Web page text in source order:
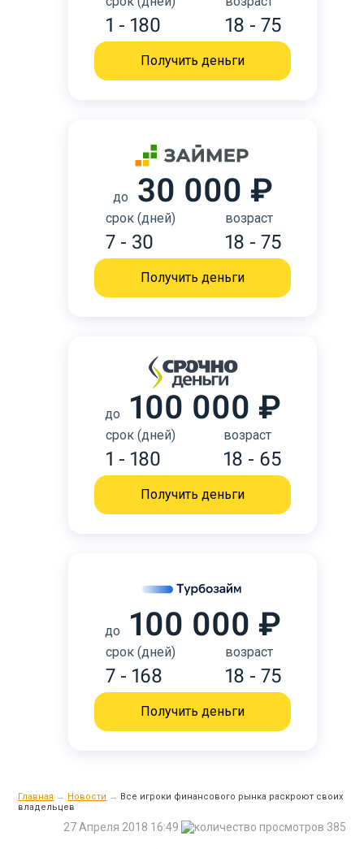
1 - 180 18 - 75
Получить деньги
до 30 000 ₽
срок (дней)
7 - 30
возраст
18 - 75
Получить деньги
до 100 000 ₽
срок (дней)
1 - 180
возраст
18 - 65
Получить деньги
до 100 000 ₽
срок (дней)
7 - 168
возраст
18 - 75
Получить деньги
Главная → Новости → ​Все игроки финансового рынка раскроют своих
владельцев
385
27 Апреля 2018 16:49